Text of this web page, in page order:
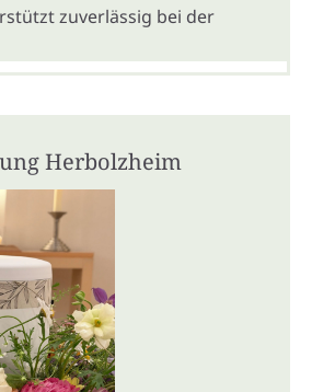
zuverlässig bei der
Herbolzheim